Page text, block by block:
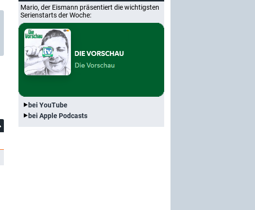
Mario, der Eismann präsentiert die wichtigsten
Serienstarts der Woche:
bei YouTube
bei Apple Podcasts